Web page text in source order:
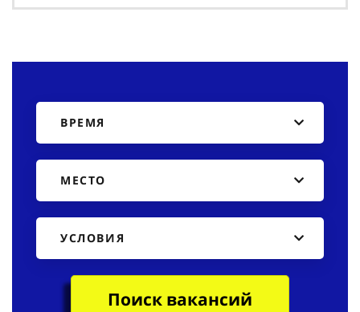
ВРЕМЯ
МЕСТО
УСЛОВИЯ
Поиск вакансий